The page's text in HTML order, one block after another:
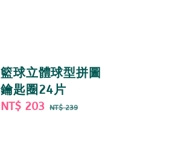
籃球立體球型拼圖
鑰匙圈24片
Sale
NT$ 203 Regular
NT$ 239